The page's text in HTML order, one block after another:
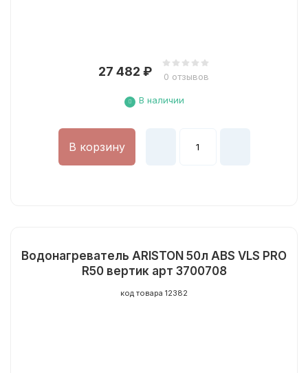
27 482 ₽ 0 отзывов
В наличии
В корзину
Водонагреватель ARISTON 50л ABS VLS PRO
R50 вертик арт 3700708
код товара 12382